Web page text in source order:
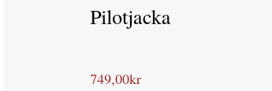
Pilotjacka
749,00kr